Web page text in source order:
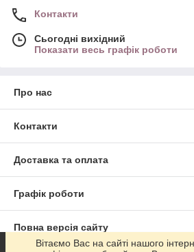
Контакти
Сьогодні вихідний
Показати весь графік роботи
Про нас
Контакти
Доставка та оплата
Графік роботи
Повна версія сайту
Вітаємо Вас на сайті нашого